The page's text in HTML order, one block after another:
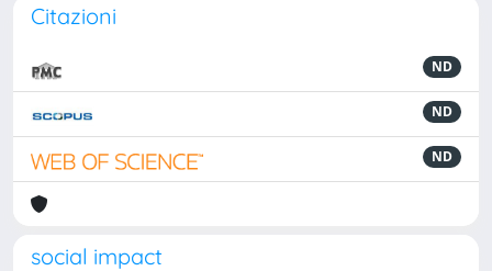
Citazioni
ND
ND
ND
social impact